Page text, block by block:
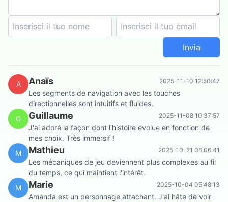
Invia
A Anaïs 2025-11-10 12:50:47
Les segments de navigation avec les touches
directionnelles sont intuitifs et fluides.
G
Guillaume 2025-11-08 10:37:57
J'ai adoré la façon dont l'histoire évolue en fonction de
mes choix. Très immersif !
M
Mathieu 2025-10-21 06:06:41
Les mécaniques de jeu deviennent plus complexes au fil
du temps, ce qui maintient l'intérêt.
M
Marie 2025-10-04 05:48:13
Amanda est un personnage attachant. J'ai hâte de voir